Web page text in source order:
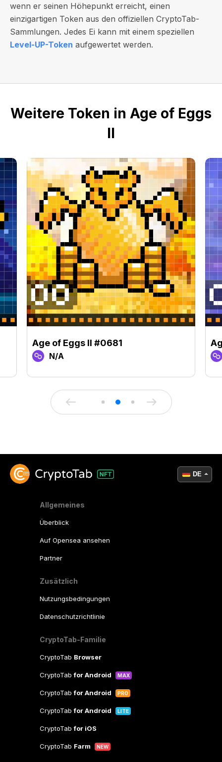
wenn er seinen Höhepunkt erreicht, einen
einzigartigen Token aus den offiziellen CryptoTab-
Sammlungen. Jedes Ei kann mit einem speziellen
Level-UP-Token aufgewertet werden.
Weitere Token in Age of Eggs
II
Age of Eggs II #0681
N/A
Allgemeines
Überblick
Auf Opensea ansehen
Partner
Zusätzlich
Nutzungsbedingungen
Datenschutzrichtlinie
CryptoTab-Familie
CryptoTab Browser
CryptoTabfor Android MAX
CryptoTabfor Android PRO
CryptoTabfor Android LITE
CryptoTabfor iOS
CryptoTab Farm NEW
DE